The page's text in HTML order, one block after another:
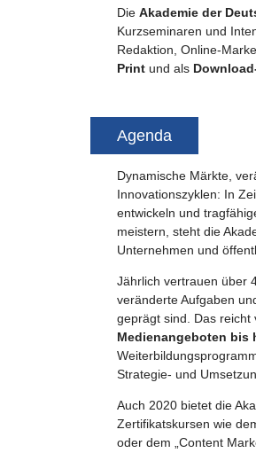
Die Akademie der
Kurzseminaren und
Redaktion, Online-
Print und als
Agenda
Dynamische Märkte,
Innovationszyklen: In
entwickeln und
meistern, steht die
Unternehmen und
Jährlich vertrauen über
veränderte Aufgaben
geprägt sind. Das reicht
Medienangeboten bis
Strategie- und
Auch 2020 bietet die
Zertifikatskursen wie
oder dem „Content